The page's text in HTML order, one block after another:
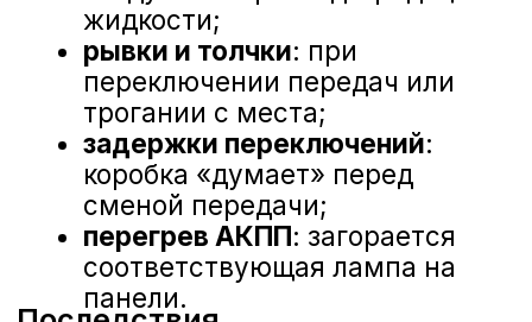
Для разных типов АКПП Ниссан
используются различные жидкости :
ATF Matic-S— для современных
коробок с электронным
управлением:
артикул: 999MP-MTS00P или
KE90899933;
применяется в JR710E, JR711E и
других новых агрегатах;
синтетическая основа, высокие
эксплуатационные
характеристики.